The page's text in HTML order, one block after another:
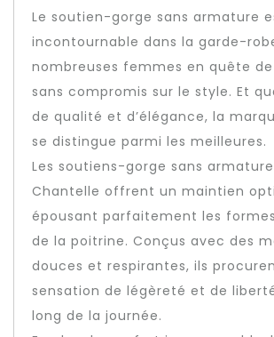
Le soutien-gorge sans armature
incontournable dans la garde-
nombreuses femmes en quête
sans compromis sur le style. Et
de qualité et d’élégance, la
se distingue parmi les meilleures.
Les soutiens-gorge sans
Chantelle offrent un maintien
épousant parfaitement les
de la poitrine. Conçus avec des
douces et respirantes, ils
sensation de légèreté et de
long de la journée.